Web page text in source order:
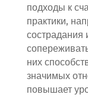
подходы к
практики,
сострадания
них
значимых
повышает